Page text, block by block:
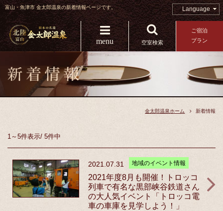
富山・魚津市 金太郎温泉の新着情報ページです。 Language
menu 空室検索
ご宿泊
プラン
金太郎温泉ホーム 新着情報
1～5件表示/ 5件中
2021.07.31 地域のイベント情報
2021年度8月も開催！トロッコ
列車で有名な黒部峡谷鉄道さん
の大人気イベント「トロッコ電
車の車庫を見学しよう！」